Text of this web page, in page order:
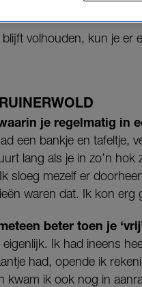
blijft volhouden, kun je er
je regelmatig in
een bankje en tafeltje,
lang als je in zo’n
sloeg mezelf er
waren dat. Ik kon erg
beter toen je
eigenlijk. Ik had ineens
had, opende ik
kwam ik ook nog in